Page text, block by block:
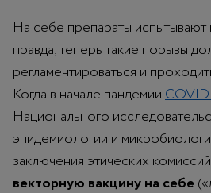
На себе препараты испытывают
правда, теперь такие порывы
регламентироваться и
Когда в начале пандемии
Национального
эпидемиологии и
заключения этических
векторную вакцину на себе